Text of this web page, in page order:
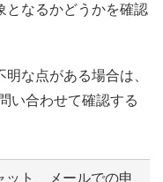
となるかどうかを確認
な点がある場合は、
い合わせて確認する
ット、メールでの申